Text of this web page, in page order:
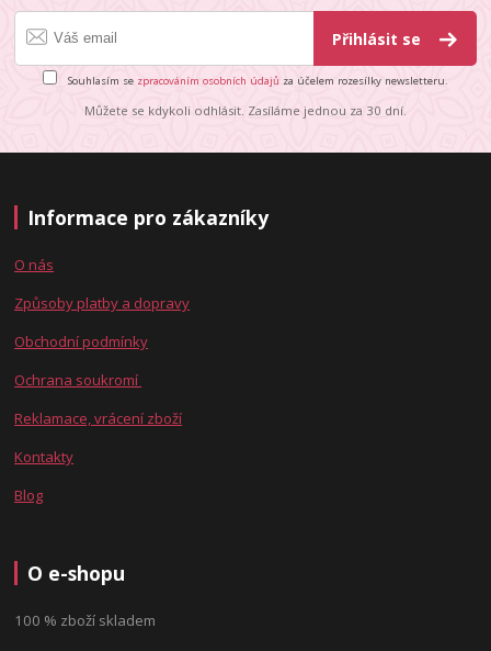
Přihlásit se
Souhlasím se zpracováním osobních údajů za účelem rozesílky newsletteru.
Můžete se kdykoli odhlásit. Zasíláme jednou za 30 dní.
Informace pro zákazníky
O nás
Způsoby platby a dopravy
Obchodní podmínky
Ochrana soukromí
Reklamace, vrácení zboží
Kontakty
Blog
O e-shopu
100 % zboží skladem